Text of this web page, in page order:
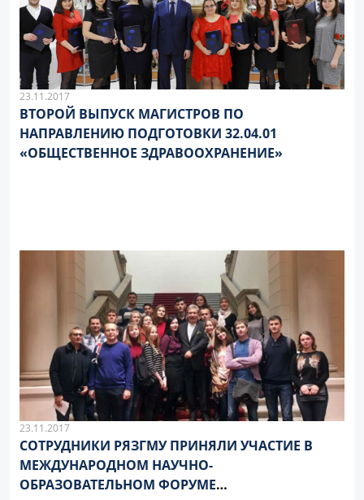
23.11.2017
ВТОРОЙ ВЫПУСК МАГИСТРОВ ПО
НАПРАВЛЕНИЮ ПОДГОТОВКИ 32.04.01
«ОБЩЕСТВЕННОЕ ЗДРАВООХРАНЕНИЕ»
23.11.2017
СОТРУДНИКИ РЯЗГМУ ПРИНЯЛИ УЧАСТИЕ В
МЕЖДУНАРОДНОМ НАУЧНО-
ОБРАЗОВАТЕЛЬНОМ ФОРУМЕ